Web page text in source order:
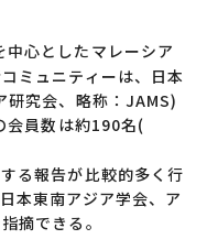
中心としたマレーシア
ミュニティーは、日本
研究会、略称：JAMS)
会員数は約190名(
る報告が比較的多く行
本東南アジア学会、ア
摘できる。